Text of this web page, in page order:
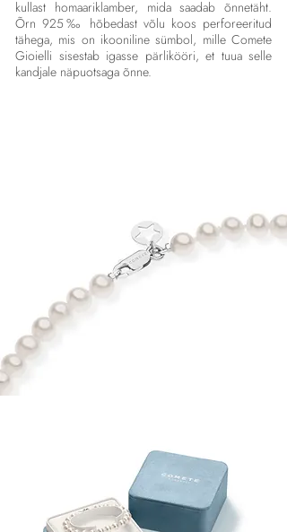
kullast homaariklamber, mida saadab õnnetäht.
Õrn 925‰ hõbedast võlu koos perforeeritud
tähega, mis on ikooniline sümbol, mille Comete
Gioielli sisestab igasse pärlikööri, et tuua selle
kandjale näpuotsaga õnne.